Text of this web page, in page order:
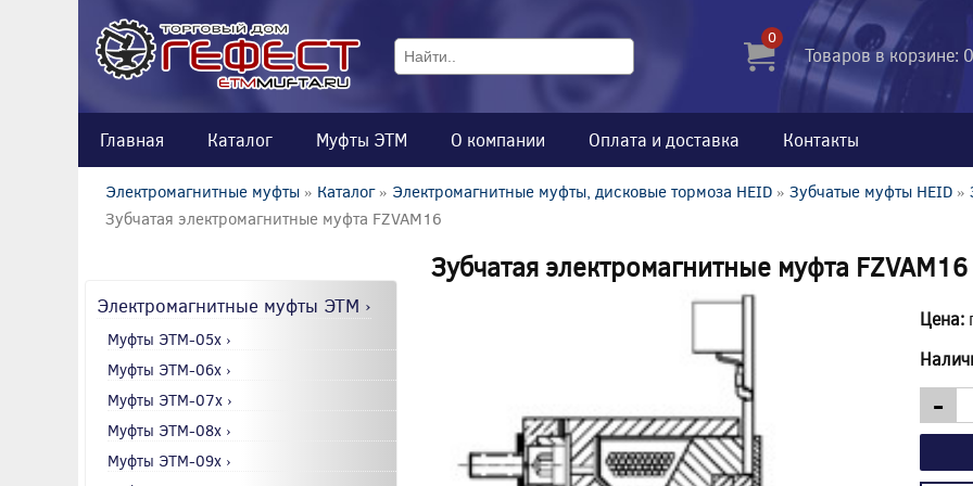
0
Товаров в корзине:
Главная Каталог Муфты ЭТМ О компании Оплата и доставка Контакты
Электромагнитные муфты » Каталог» Электромагнитные муфты, дисковые тормоза HEID » Зубчатые муфты HEID »
Зубчатая электромагнитные муфта FZVAM16
Электромагнитные муфты ЭТМ ›
Муфты ЭТМ-05x ›
Муфты ЭТМ-06x ›
Муфты ЭТМ-07x ›
Муфты ЭТМ-08x ›
Муфты ЭТМ-09x ›
Зубчатая электромагнитные муфта FZVAM16
Цена:
-